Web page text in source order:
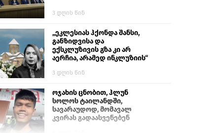
3 დღის წინ
„ეკლესიას ჰქონდა შანსი,
განზიდვისა და
ექსკლუზივის გზა კი არ
აერჩია, არამედ ინკლუზიის“
3 დღის წინ
ოჯახის ცნობით, ჰლუნ
სოლოს ტაილანდში,
სავარაუდოდ, მომავალ
კვირას გადაასვენებენ